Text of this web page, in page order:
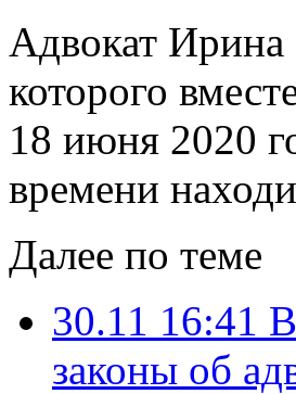
Адвокат Ирина
которого
18 июня 2020
времени
Далее по теме
30.11 16:41
законы об